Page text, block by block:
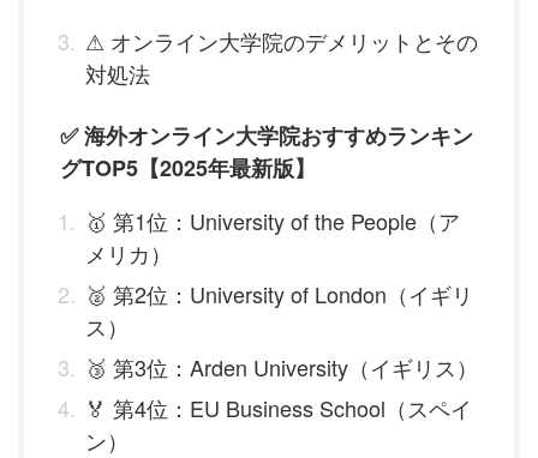
⚠ オンライン大学院のデメリットとその
対処法
✅ 海外オンライン大学院おすすめランキン
グTOP5【2025年最新版】
🥇 第1位：University of the People（ア
メリカ）
🥈 第2位：University of London（イギリ
ス）
🥉 第3位：Arden University（イギリス）
🏅 第4位：EU Business School（スペイ
ン）